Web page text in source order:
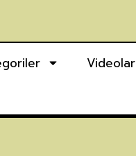
Videolar